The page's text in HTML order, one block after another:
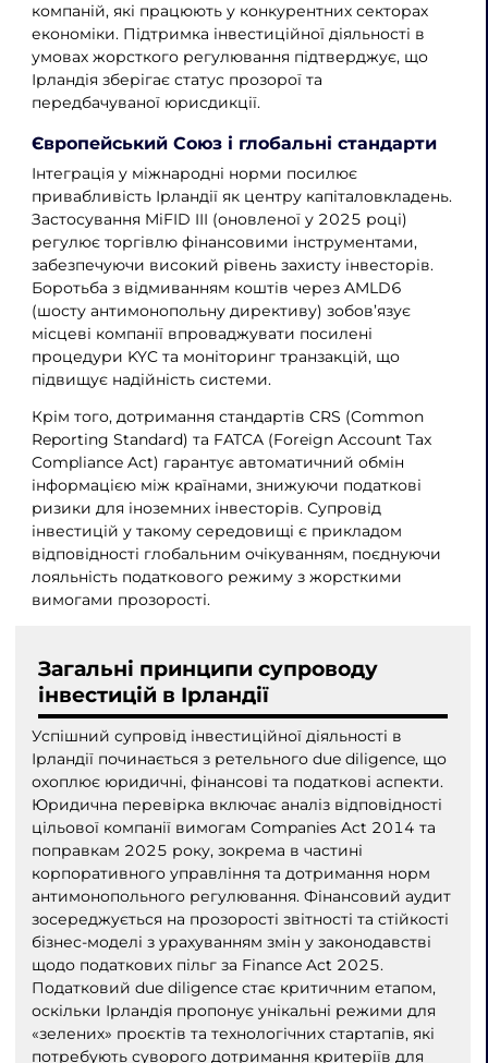
компаній, які працюють у конкурентних секторах
економіки. Підтримка інвестиційної діяльності в
умовах жорсткого регулювання підтверджує, що
Ірландія зберігає статус прозорої та
передбачуваної юрисдикції.
Європейський Союз і глобальні стандарти
Інтеграція у міжнародні норми посилює
привабливість Ірландії як центру капіталовкладень.
Застосування MiFID III (оновленої у 2025 році)
регулює торгівлю фінансовими інструментами,
забезпечуючи високий рівень захисту інвесторів.
Боротьба з відмиванням коштів через AMLD6
(шосту антимонопольну директиву) зобов’язує
місцеві компанії впроваджувати посилені
процедури KYC та моніторинг транзакцій, що
підвищує надійність системи.
Крім того, дотримання стандартів CRS (Common
Reporting Standard) та FATCA (Foreign Account Tax
Compliance Act) гарантує автоматичний обмін
інформацією між країнами, знижуючи податкові
ризики для іноземних інвесторів. Супровід
інвестицій у такому середовищі є прикладом
відповідності глобальним очікуванням, поєднуючи
лояльність податкового режиму з жорсткими
вимогами прозорості.
Загальні принципи супроводу
інвестицій в Ірландії
Успішний супровід інвестиційної діяльності в
Ірландії починається з ретельного due diligence, що
охоплює юридичні, фінансові та податкові аспекти.
Юридична перевірка включає аналіз відповідності
цільової компанії вимогам Companies Act 2014 та
поправкам 2025 року, зокрема в частині
корпоративного управління та дотримання норм
антимонопольного регулювання. Фінансовий аудит
зосереджується на прозорості звітності та стійкості
бізнес-моделі з урахуванням змін у законодавстві
щодо податкових пільг за Finance Act 2025.
Податковий due diligence стає критичним етапом,
оскільки Ірландія пропонує унікальні режими для
«зелених» проєктів та технологічних стартапів, які
потребують суворого дотримання критеріїв для